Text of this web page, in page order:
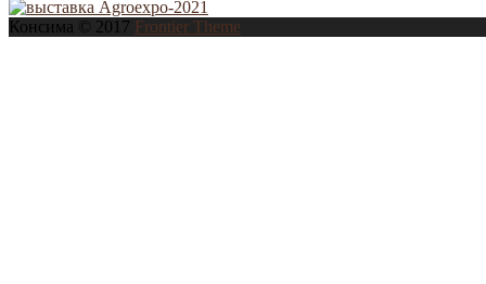
Консима © 2017 Frontier Theme